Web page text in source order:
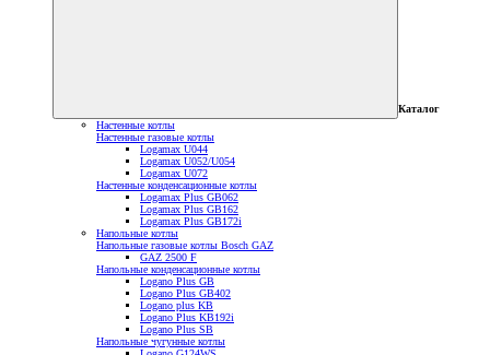
Каталог
Настенные котлы
Настенные газовые котлы
Logamax U044
Logamax U052/U054
Logamax U072
Настенные конденсационные котлы
Logamax Plus GB062
Logamax Plus GB162
Logamax Plus GB172i
Напольные котлы
Напольные газовые котлы Bosch GAZ
GAZ 2500 F
Напольные конденсационные котлы
Logano Plus GB
Logano Plus GB402
Logano plus KB
Logano Plus KB192i
Logano Plus SB
Напольные чугунные котлы